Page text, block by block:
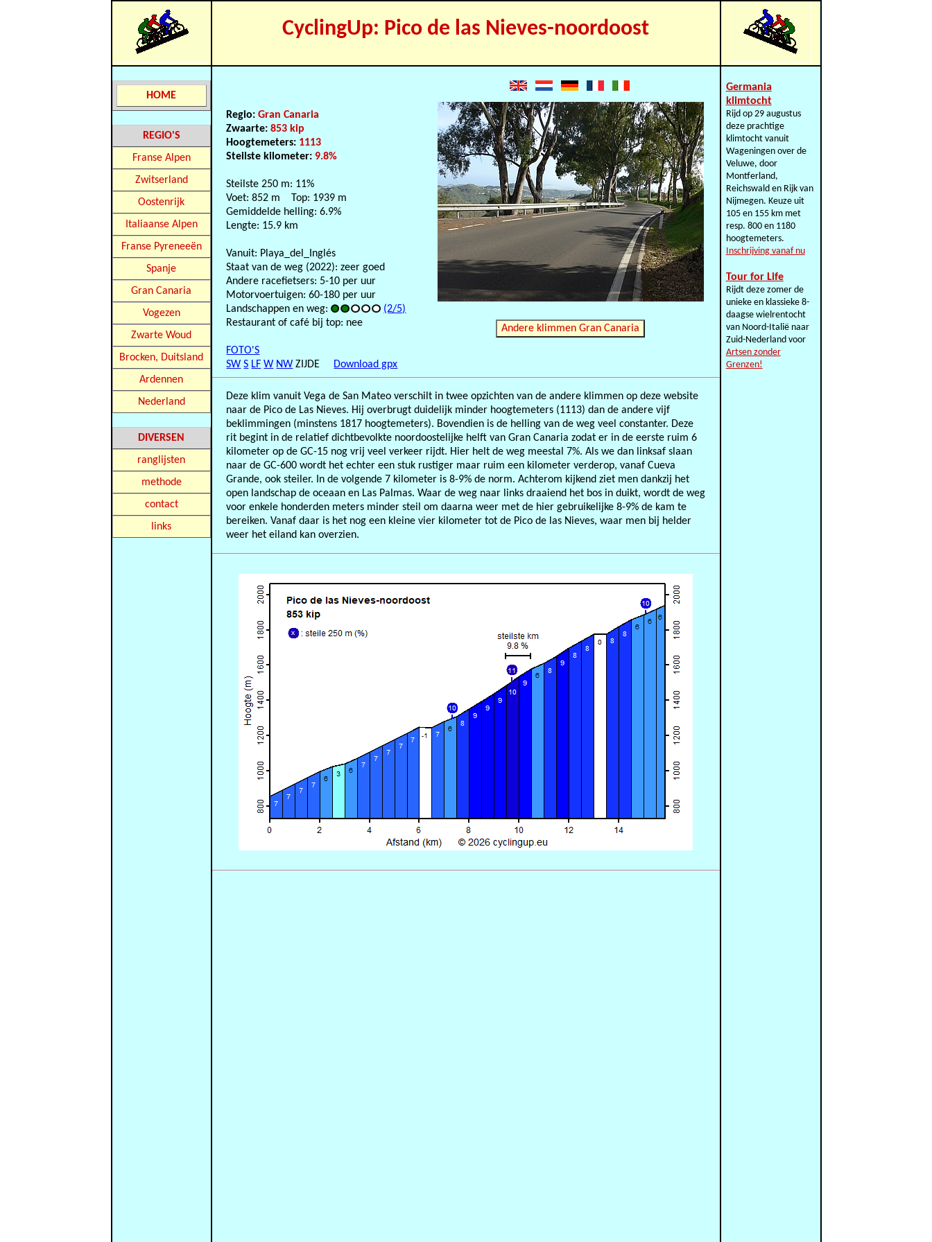
CyclingUp: Pico de las Nieves-noordoost
HOME
REGIO'S
Franse Alpen
Zwitserland
Oostenrijk
Italiaanse Alpen
Franse Pyreneeën
Spanje
Gran Canaria
Vogezen
Zwarte Woud
Brocken, Duitsland
Ardennen
Nederland
DIVERSEN
ranglijsten
methode
contact
links
Regio:Gran Canaria
Zwaarte:853 kip
Hoogtemeters: 1113
Steilste kilometer: 9.8%
Steilste 250 m: 11%
Voet: 852 m Top: 1939 m
Gemiddelde helling: 6.9%
Lengte: 15.9 km
Vanuit: Playa_del_Inglés
Staat van de weg (2022): zeer goed
Andere racefietsers: 5-10 per uur
Motorvoertuigen: 60-180 per uur
Landschappen en weg:
(2/5)
Restaurant of café bij top: nee
FOTO'S
SW S LF W NW ZIJDE Download gpx
Andere klimmen Gran Canaria
Deze klim vanuit Vega de San Mateo verschilt in twee opzichten van de andere klimmen op deze website
naar de Pico de Las Nieves. Hij overbrugt duidelijk minder hoogtemeters (1113) dan de andere vijf
beklimmingen (minstens 1817 hoogtemeters). Bovendien is de helling van de weg veel constanter. Deze
rit begint in de relatief dichtbevolkte noordoostelijke helft van Gran Canaria zodat er in de eerste ruim 6
kilometer op de GC-15 nog vrij veel verkeer rijdt. Hier helt de weg meestal 7%. Als we dan linksaf slaan
naar de GC-600 wordt het echter een stuk rustiger maar ruim een kilometer verderop, vanaf Cueva
Grande, ook steiler. In de volgende 7 kilometer is 8-9% de norm. Achterom kijkend ziet men dankzij het
open landschap de oceaan en Las Palmas. Waar de weg naar links draaiend het bos in duikt, wordt de weg
voor enkele honderden meters minder steil om daarna weer met de hier gebruikelijke 8-9% de kam te
bereiken. Vanaf daar is het nog een kleine vier kilometer tot de Pico de las Nieves, waar men bij helder
weer het eiland kan overzien.
Germania
klimtocht
Rijd op 29 augustus
deze prachtige
klimtocht vanuit
Wageningen over de
Veluwe, door
Montferland,
Reichswald en Rijk van
Nijmegen. Keuze uit
105 en 155 km met
resp. 800 en 1180
hoogtemeters.
Inschrijving vanaf nu
Tour for Life
Rijdt deze zomer de
unieke en klassieke 8-
daagse wielrentocht
van Noord-Italië naar
Zuid-Nederland voor
Artsen zonder
Grenzen!